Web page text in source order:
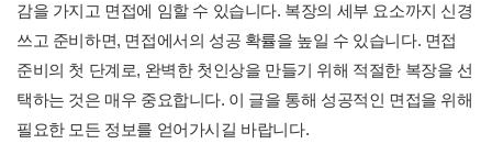
감을 가지고 면접에 임할 수 있습니다. 복장의 세부 요소까지 신경
쓰고 준비하면, 면접에서의 성공 확률을 높일 수 있습니다. 면접
준비의 첫 단계로, 완벽한 첫인상을 만들기 위해 적절한 복장을 선
택하는 것은 매우 중요합니다. 이 글을 통해 성공적인 면접을 위해
필요한 모든 정보를 얻어가시길 바랍니다.